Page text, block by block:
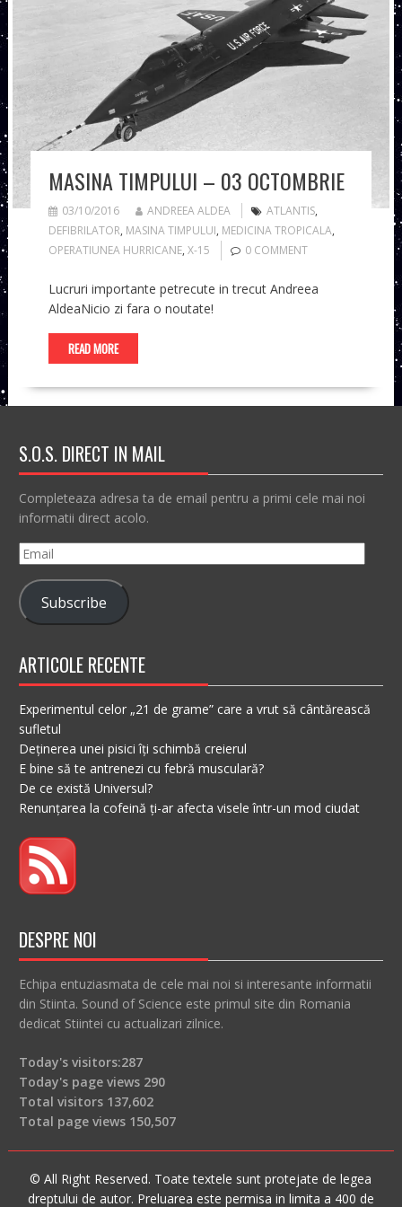
MASINA TIMPULUI – 03 OCTOMBRIE
03/10/2016 ANDREEA ALDEA ATLANTIS,
DEFIBRILATOR, MASINA TIMPULUI, MEDICINA TROPICALA,
OPERATIUNEA HURRICANE, X-15 0 COMMENT
Lucruri importante petrecute in trecut Andreea
AldeaNicio zi fara o noutate!
READ MORE
S.O.S. DIRECT IN MAIL
Completeaza adresa ta de email pentru a primi cele mai noi
informatii direct acolo.
Email
Subscribe
ARTICOLE RECENTE
Experimentul celor „21 de grame” care a vrut să cântărească
sufletul
Deținerea unei pisici îți schimbă creierul
E bine să te antrenezi cu febră musculară?
De ce există Universul?
Renunțarea la cofeină ți-ar afecta visele într-un mod ciudat
DESPRE NOI
Echipa entuziasmata de cele mai noi si interesante informatii
din Stiinta. Sound of Science este primul site din Romania
dedicat Stiintei cu actualizari zilnice.
Today's visitors:287
Today's page views 290
Total visitors 137,602
Total page views 150,507
© All Right Reserved. Toate textele sunt protejate de legea
dreptului de autor. Preluarea este permisa in limita a 400 de